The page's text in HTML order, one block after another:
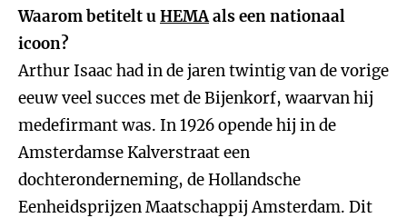
Waarom betitelt uHEMAals een nationaal
icoon?
Arthur Isaac had in de jaren twintig van de vorige
eeuw veel succes met de Bijenkorf, waarvan hij
medefirmant was. In 1926 opende hij in de
Amsterdamse Kalverstraat een
dochteronderneming, de Hollandsche
Eenheidsprijzen Maatschappij Amsterdam. Dit